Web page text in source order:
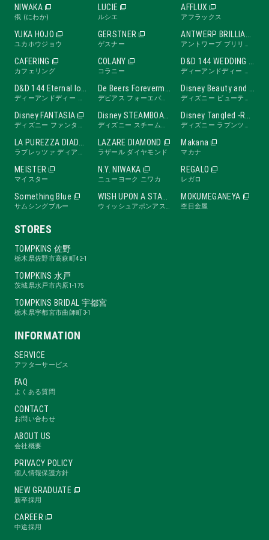
NIWAKA
俄 (にわか)
LUCIE
ルシエ
AFFLUX
アフラックス
YUKA HOJO
ユカホウジョウ
GERSTNER
ゲスナー
ANTWERP BRILLIANT
アントワープ ブリリアント
CAFERING
カフェリング
COLANY
コラニー
D&D 144 WEDDING BAND
ディーアンドディー ワンフォーティーフォー ウェディングバンド
D&D 144 Eternal love band
ディーアンドディー ワンフォーティーフォー エターナルラブバンド
De Beers Forevermark
デビアス フォーエバーマーク
Disney Beauty and the Beast -ROSE Line-
ディズニー ビューティ・アンド・ビースト ローズライン
Disney FANTASIA
ディズニー ファンタジア
Disney STEAMBOAT WILLIE
ディズニー スチームボートウィリー
Disney Tangled -RAPUNZEL Collection-
ディズニー ラプンツェル
LA PUREZZA DIADE
ラプレッツァ ディアーデ
LAZARE DIAMOND
ラザール ダイヤモンド
Makana
マカナ
MEISTER
マイスター
N.Y. NIWAKA
ニューヨーク ニワカ
REGALO
レガロ
Something Blue
サムシングブルー
WISH UPON A STAR
ウィッシュアポンアスター
MOKUMEGANEYA
杢目金屋
STORES
TOMPKINS 佐野
栃木県佐野市高萩町42-1
TOMPKINS 水戸
茨城県水戸市内原1-175
TOMPKINS BRIDAL 宇都宮
栃木県宇都宮市曲師町3-1
INFORMATION
SERVICE
アフターサービス
FAQ
よくある質問
CONTACT
お問い合わせ
ABOUT US
会社概要
PRIVACY POLICY
個人情報保護方針
NEW GRADUATE
新卒採用
CAREER
中途採用